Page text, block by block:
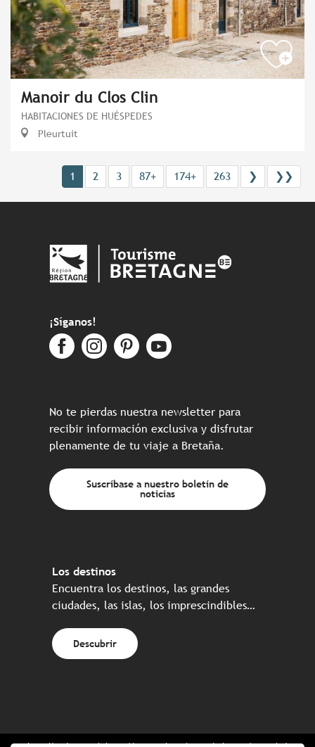
Manoir du Clos Clin
HABITACIONES DE HUÉSPEDES
Pleurtuit
1 2 3 87+ 174+ 263 ❯ ❯❯
¡Síganos!
No te pierdas nuestra newsletter para
recibir información exclusiva y disfrutar
plenamente de tu viaje a Bretaña.
Suscríbase a nuestro boletín de
noticias
Los destinos
Encuentra los destinos, las grandes
ciudades, las islas, los imprescindibles…
Descubrir